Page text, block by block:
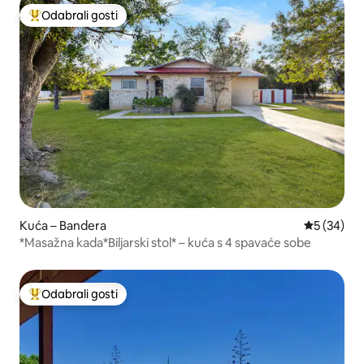
Među najviše rangiranima s oznakom „Odabrali gosti”
Odabrali gosti
Kuća – Bandera Prosječna
5 (34)
*Masažna kada*Biljarski stol* – kuća s 4 spavaće sobe
Među najviše rangiranima s oznakom „Odabrali gosti”
Odabrali gosti